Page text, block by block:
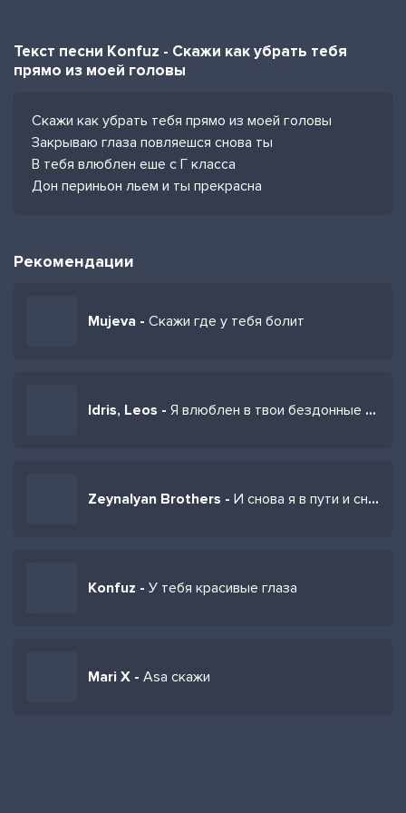
Текст песни Konfuz - Скажи как убрать тебя
прямо из моей головы
Скажи как убрать тебя прямо из моей головы
Закрываю глаза повляешся снова ты
В тебя влюблен еше с Г класса
Дон периньон льем и ты прекрасна
Рекомендации
Mujeva - Скажи где у тебя болит
Idris, Leos - Я влюблен в твои бездонные глаза
Zeynalyan Brothers - И снова я в пути и снова боль в моей груди
Konfuz - У тебя красивые глаза
Mari X - Asa скажи